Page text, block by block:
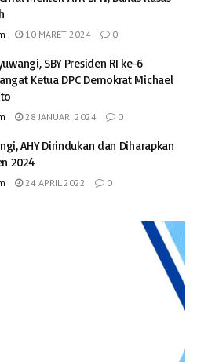
10 MARET 2024 0
SBY Presiden RI ke-6
Ketua DPC Demokrat Michael
28 JANUARI 2024 0
AHY Dirindukan dan Diharapkan
2024
24 APRIL 2022 0